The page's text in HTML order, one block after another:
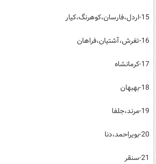
15-اردل،فارسان،كوهرنگ،كیار
16-تفرش،آشتیان،فراهان
17-كرمانشاه
18-بهبهان
19-مرند،جلفا
20-بویراحمد،دنا
21-سنقر